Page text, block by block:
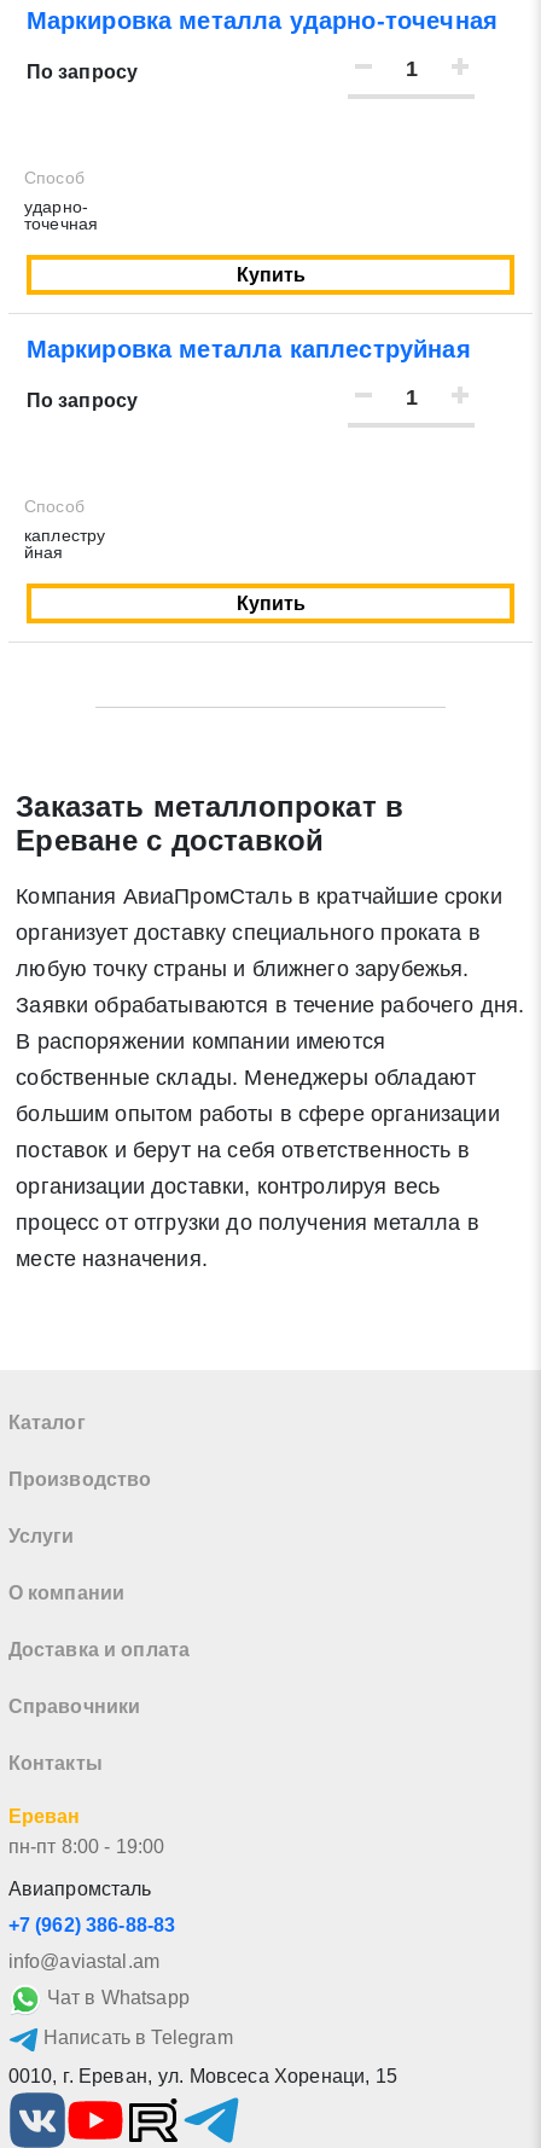
Маркировка металла ударно-точечная
По запросу
Способ
ударно-
точечная
Купить
Маркировка металла каплеструйная
По запросу
Способ
каплестру
йная
Купить
Заказать металлопрокат в
Ереване с доставкой
Компания АвиаПромСталь в кратчайшие сроки
организует доставку специального проката в
любую точку страны и ближнего зарубежья.
Заявки обрабатываются в течение рабочего дня.
В распоряжении компании имеются
собственные склады. Менеджеры обладают
большим опытом работы в сфере организации
поставок и берут на себя ответственность в
организации доставки, контролируя весь
процесс от отгрузки до получения металла в
месте назначения.
Каталог
Производство
Услуги
О компании
Доставка и оплата
Справочники
Контакты
Ереван
пн-пт 8:00 - 19:00
Авиапромсталь
+7 (962) 386-88-83
info@aviastal.am
Чат в Whatsapp
Написать в Telegram
0010, г. Ереван, ул. Мовсеса Хоренаци, 15
Заявка на обратный звонок
* - обязательные поля для заполнения
Отправить заявку
на обработку своих персональных данных в соответствии со
статьей 9 Федерального закона от 27 июля 2006 г. N 152-ФЗ
«О персональных данных», а также соглашаетесь на
информационную рассылку по средством e-mail или СМС